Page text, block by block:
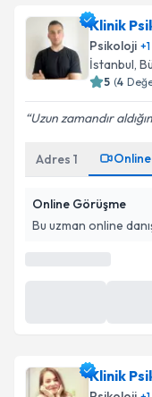
Klinik
Psikoloji +1
İstanbul,
5 (4
Uzun zamandır
Adres 1
Online Görüşme
Bu uzman online
Klinik